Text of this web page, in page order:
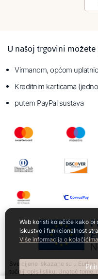
U našoj trgovini
Virmanom, općom
Kreditnim karticama
putem PayPal sustava
Sve cijene iskazane su u
točniji opis i sliku. Unatoč tome,
Web koristi kolačiće kako bi
iskustvo i funkcionalnost
Više informacija o